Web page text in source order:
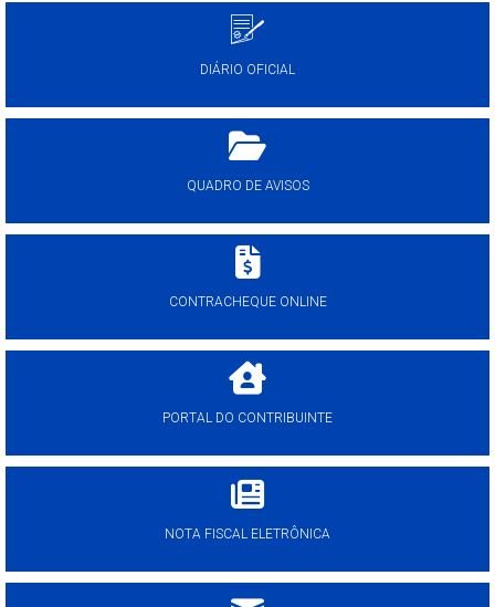
DIÁRIO OFICIAL
QUADRO DE AVISOS
CONTRACHEQUE ONLINE
PORTAL DO CONTRIBUINTE
NOTA FISCAL ELETRÔNICA